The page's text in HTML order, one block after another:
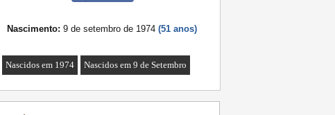
Nascimento: 9 de setembro de 1974 (51 anos)
Nascidos em 1974 Nascidos em 9 de Setembro